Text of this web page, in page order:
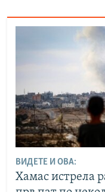
ВИДЕТЕ И ОВА:
Хамас истрела